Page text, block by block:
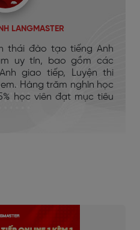
LANGMASTER
thái đào tạo tiếng Anh
uy tín, bao gồm các
giao tiếp, Luyện thi
em. Hàng trăm nghìn học
học viên đạt mục tiêu